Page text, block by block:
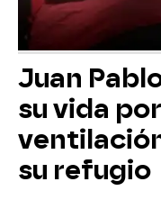
Juan
su vida
su refugio